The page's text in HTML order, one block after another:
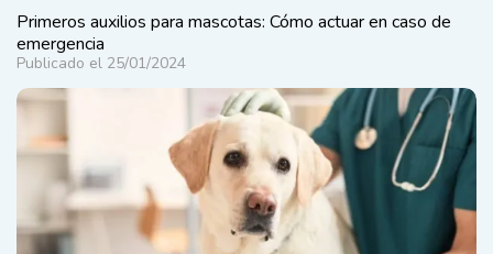
Primeros auxilios para mascotas: Cómo actuar en caso de
emergencia
Publicado el 25/01/2024